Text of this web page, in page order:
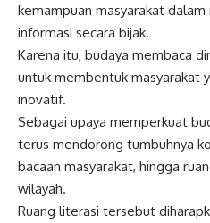
kemampuan masyarakat
informasi secara bijak.
Karena itu, budaya membaca
untuk membentuk masyarakat
inovatif.
Sebagai upaya memperkuat
terus mendorong tumbuhnya
bacaan masyarakat, hingga
wilayah.
Ruang literasi tersebut